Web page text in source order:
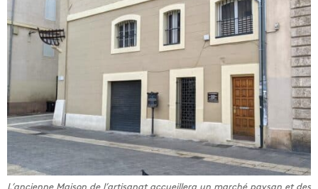
L’ancienne Maison de l’artisanat accueillera un marché paysan et des